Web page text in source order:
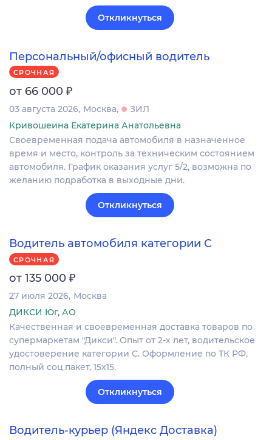
Откликнуться
Персональный/офисный водитель
СРОЧНАЯ
от 66 000 ₽
03 августа 2026 Москва
ЗИЛ
Кривошеина Екатерина Анатольевна
Своевременная подача автомобиля в назначенное
время и место, контроль за техническим состоянием
автомобиля. График оказания услуг 5/2, возможна по
желанию подработка в выходные дни.
Откликнуться
Водитель автомобиля категории C
СРОЧНАЯ
от 135 000 ₽
27 июля 2026 Москва
ДИКСИ Юг, АО
Качественная и своевременная доставка товаров по
супермаркетам "Дикси". Опыт от 2-х лет, водительское
удостоверение категории С. Оформление по ТК РФ,
полный соц.пакет, 15х15.
Откликнуться
Водитель-курьер (Яндекс Доставка)